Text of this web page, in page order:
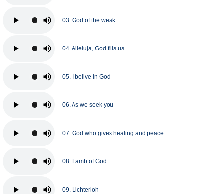
03. God of the weak
04. Alleluja, God fills us
05. I belive in God
06. As we seek you
07. God who gives healing and peace
08. Lamb of God
09. Lichterloh